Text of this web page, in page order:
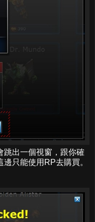
跳出一個視窗，跟你確
只能使用RP去購買。